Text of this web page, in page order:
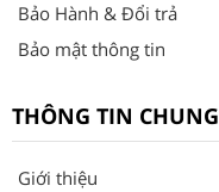
Bảo Hành & Đổi trả
Bảo mật thông tin
THÔNG TIN CHUNG
Giới thiệu